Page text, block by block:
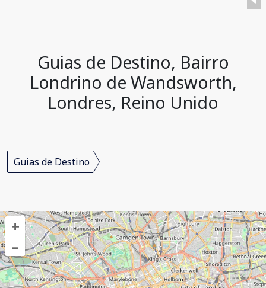
Guias de Destino, Bairro
Londrino de Wandsworth,
Londres, Reino Unido
Guias de Destino
+
–